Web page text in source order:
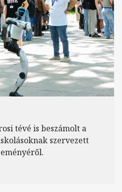
tévé is beszámolt a
szervezett